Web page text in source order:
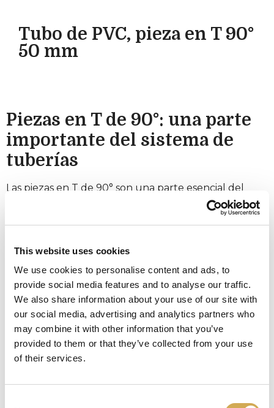
This website uses cookies
We use cookies to personalise content and ads, to
provide social media features and to analyse our traffic.
We also share information about your use of our site with
our social media, advertising and analytics partners who
may combine it with other information that you’ve
provided to them or that they’ve collected from your use
of their services.
Tubo de PVC, pieza en T 90°
50 mm
Piezas en T de 90°: una parte
importante del sistema de
tuberías
Las piezas en T de 90° son una parte esencial del
sistema de tuberías para agua, desagüe, ventilación u
otros tipos de instalaciones. Estas piezas tienen un
que permite conectarlas a otras tuberías de manera
Creación de una conexión flexible
y estable con piezas en T de 90°
Una gran ventaja de las piezas en T de 90° es que
pueden utilizarse para crear una conexión recta y
estable entre dos tuberías. Esto evita que las
agua u otros líquidos puedan fluir libremente a